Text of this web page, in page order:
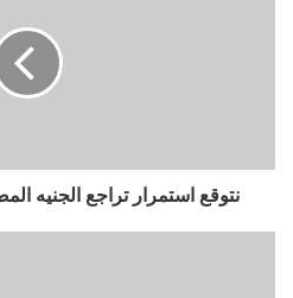
نتوقع استمرار تراجع الجنيه